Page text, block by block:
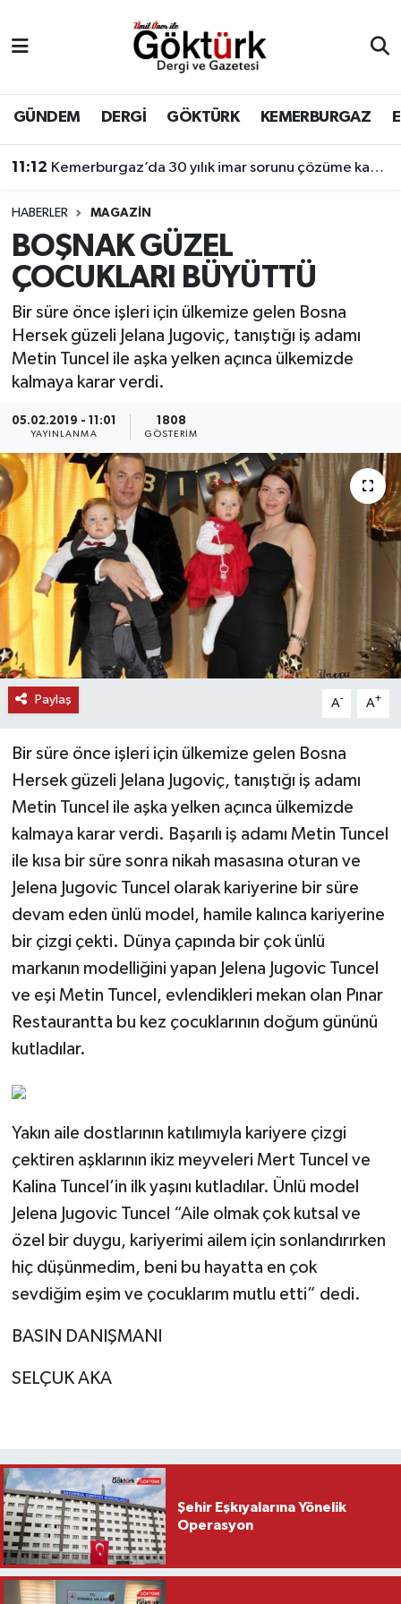
GÜNDEM DERGİ GÖKTÜRK KEMERBURGAZ
11:12 Kemerburgaz’da 30 yılık imar sorunu çözüme kavuşuyor
HABERLER MAGAZİN
BOŞNAK GÜZEL
ÇOCUKLARI BÜYÜTTÜ
Bir süre önce işleri için ülkemize gelen Bosna
Hersek güzeli Jelana Jugoviç, tanıştığı iş adamı
Metin Tuncel ile aşka yelken açınca ülkemizde
kalmaya karar verdi.
05.02.2019 - 11:01
YAYINLANMA
1808
GÖSTERIM
Paylaş A- A+
Bir süre önce işleri için ülkemize gelen Bosna
Hersek güzeli Jelana Jugoviç, tanıştığı iş adamı
Metin Tuncel ile aşka yelken açınca ülkemizde
kalmaya karar verdi. Başarılı iş adamı Metin Tuncel
ile kısa bir süre sonra nikah masasına oturan ve
Jelena Jugovic Tuncel olarak kariyerine bir süre
devam eden ünlü model, hamile kalınca kariyerine
bir çizgi çekti. Dünya çapında bir çok ünlü
markanın modelliğini yapan Jelena Jugovic Tuncel
ve eşi Metin Tuncel, evlendikleri mekan olan Pınar
Restaurantta bu kez çocuklarının doğum gününü
kutladılar.
Yakın aile dostlarının katılımıyla kariyere çizgi
çektiren aşklarının ikiz meyveleri Mert Tuncel ve
Kalina Tuncel’in ilk yaşını kutladılar. Ünlü model
Jelena Jugovic Tuncel “Aile olmak çok kutsal ve
özel bir duygu, kariyerimi ailem için sonlandırırken
hiç düşünmedim, beni bu hayatta en çok
sevdiğim eşim ve çocuklarım mutlu etti” dedi.
BASIN DANIŞMANI
SELÇUK AKA
Şehir Eşkıyalarına Yönelik
Operasyon
BİLİM
DERGİ
DÜNYA
EĞİTİM
GÖKTÜRK
GÜNDEM
KEMERBURGAZ
KÜLTÜR - SANAT
MAGAZİN
ÖZEL HABER
SAĞLIK
SPOR
TEKNOLOJİ
TİCARET
YAŞAM
Eyüpsultan Hava Durumu
Eyüpsultan Trafik Yoğunluk Haritası
Süper Lig Puan Durumu ve Fikstür
Tüm Manşetler
Son Dakika Haberleri